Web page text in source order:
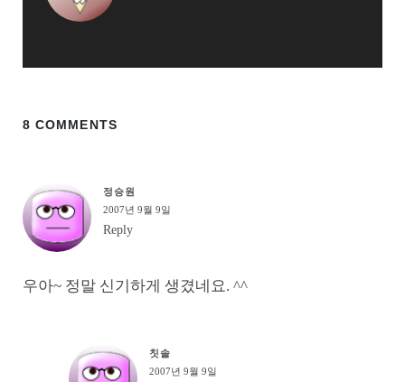
8 COMMENTS
정승원
2007년 9월 9일
Reply
우아~ 정말 신기하게 생겼네요. ^^
칫솔
2007년 9월 9일